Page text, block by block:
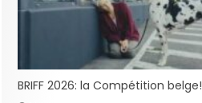
BRIFF 2026: la Compétition belge!